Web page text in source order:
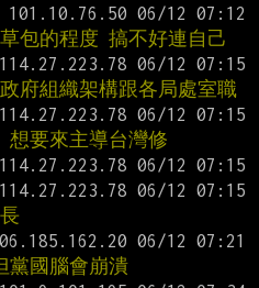
包的程度 搞不好連自己
府組織架構跟各局處室職
要來主導台灣修
國腦會崩潰